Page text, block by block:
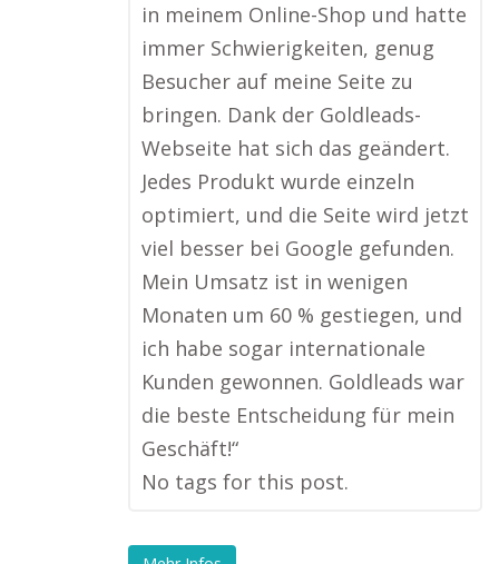
in meinem Online-Shop und hatte
immer Schwierigkeiten, genug
Besucher auf meine Seite zu
bringen. Dank der Goldleads-
Webseite hat sich das geändert.
Jedes Produkt wurde einzeln
optimiert, und die Seite wird jetzt
viel besser bei Google gefunden.
Mein Umsatz ist in wenigen
Monaten um 60 % gestiegen, und
ich habe sogar internationale
Kunden gewonnen. Goldleads war
die beste Entscheidung für mein
Geschäft!“
No tags for this post.